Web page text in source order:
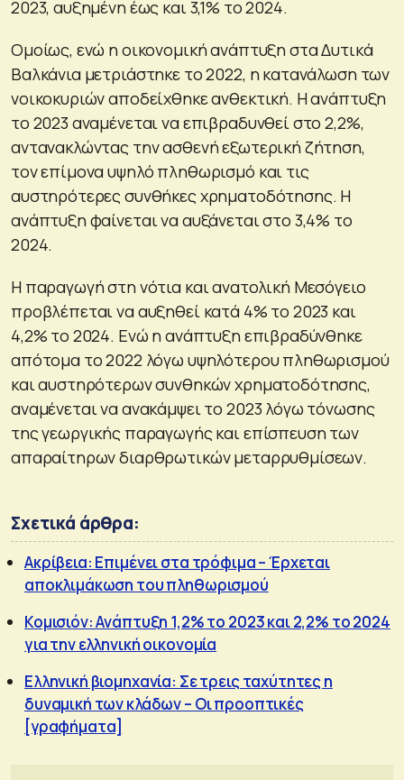
2023, αυξημένη έως και 3,1% το 2024.
Ομοίως, ενώ η οικονομική ανάπτυξη στα Δυτικά
Βαλκάνια μετριάστηκε το 2022, η κατανάλωση των
νοικοκυριών αποδείχθηκε ανθεκτική. Η ανάπτυξη
το 2023 αναμένεται να επιβραδυνθεί στο 2,2%,
αντανακλώντας την ασθενή εξωτερική ζήτηση,
τον επίμονα υψηλό πληθωρισμό και τις
αυστηρότερες συνθήκες χρηματοδότησης. Η
ανάπτυξη φαίνεται να αυξάνεται στο 3,4% το
2024.
Η παραγωγή στη νότια και ανατολική Μεσόγειο
προβλέπεται να αυξηθεί κατά 4% το 2023 και
4,2% το 2024. Ενώ η ανάπτυξη επιβραδύνθηκε
απότομα το 2022 λόγω υψηλότερου πληθωρισμού
και αυστηρότερων συνθηκών χρηματοδότησης,
αναμένεται να ανακάμψει το 2023 λόγω τόνωσης
της γεωργικής παραγωγής και επίσπευση των
απαραίτηρων διαρθρωτικών μεταρρυθμίσεων.
Σχετικά άρθρα:
Ακρίβεια: Επιμένει στα τρόφιμα – Έρχεται
αποκλιμάκωση του πληθωρισμού
Κομισιόν: Ανάπτυξη 1,2% το 2023 και 2,2% το 2024
για την ελληνική οικονομία
Ελληνική βιομηχανία: Σε τρεις ταχύτητες η
δυναμική των κλάδων – Οι προοπτικές
[γραφήματα]